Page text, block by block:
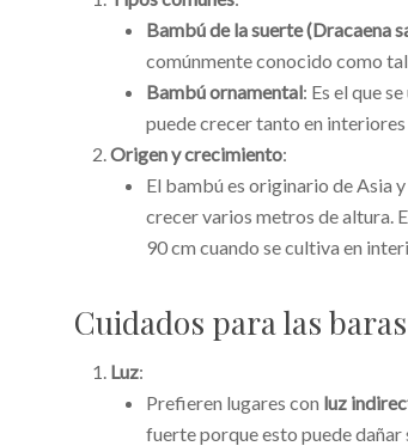
Bambú de la suerte (Dracaena
comúnmente conocido como
Bambú ornamental: Es el que
puede crecer tanto en
Origen y crecimiento:
El bambú es originario de Asia
crecer varios metros de altura.
90 cm cuando se cultiva en
Cuidados para las
Luz:
Prefieren lugares con luz
fuerte porque esto puede dañar